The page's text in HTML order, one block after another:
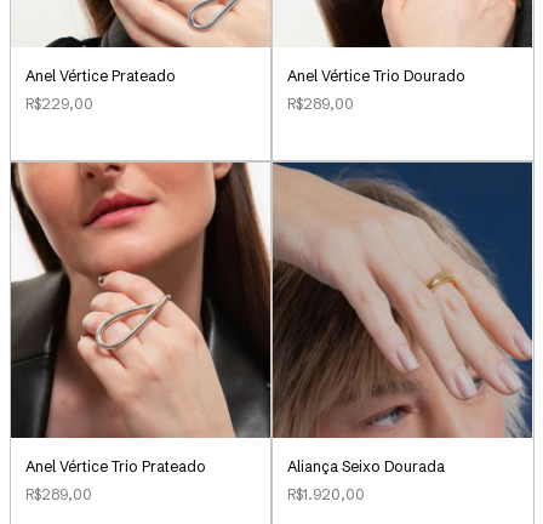
Anel Vértice Prateado
R$229,00
Anel Vértice Trio Dourado
R$289,00
Anel Vértice Trio Prateado
R$289,00
Aliança Seixo Dourada
R$1.920,00